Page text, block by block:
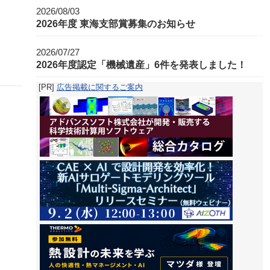
2026/08/03
2026年度 東海支部賞募集のお知らせ
2026/07/27
2026年度認定「機械遺産」6件を発表しました！
[PR] 広告掲載に関するご案内